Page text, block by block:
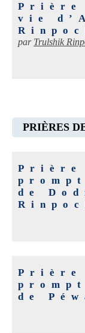
Prière
vie
par Trulshik
PRIÈRES
Prière
de
Prière
de